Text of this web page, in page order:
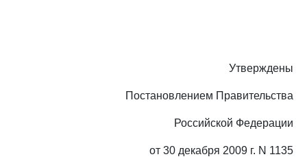
Утверждены
Постановлением Правительства
Российской Федерации
от 30 декабря 2009 г. N 1135